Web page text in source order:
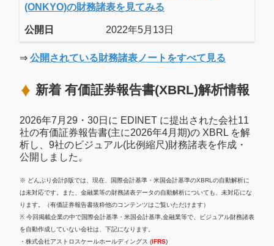
(ONKYO)の財務諸表を見てみる
公開日 2022年5月13日
⇒ 公開されている財務諸表ノートをすべて見る
新着 有価証券報告書(XBRL)解析情報
2026年7月29・30日に EDINET に提出された会社11
社の有価証券報告書(主に2026年4月期)の XBRL を解
析し、9社のビジュアル(比例縮尺)財務諸表を作成・
公開しました。
※ どんぶり会計β版では、現在、国際会計基準・米国会計基準のXBRLの自動解析に
は未対応です。また、金融業等の財務諸表データの自動解析についても、未対応にな
ります。（有価証券報告書抜粋他のコンテンツはご覧いただけます）
※ 今回掲載企業の中で国際会計基準・米国会計基準,金融業等で、ビジュアル財務諸表
を自動作成していない会社は、下記になります。
・株式会社アストロスケールホールディングス (IFRS)